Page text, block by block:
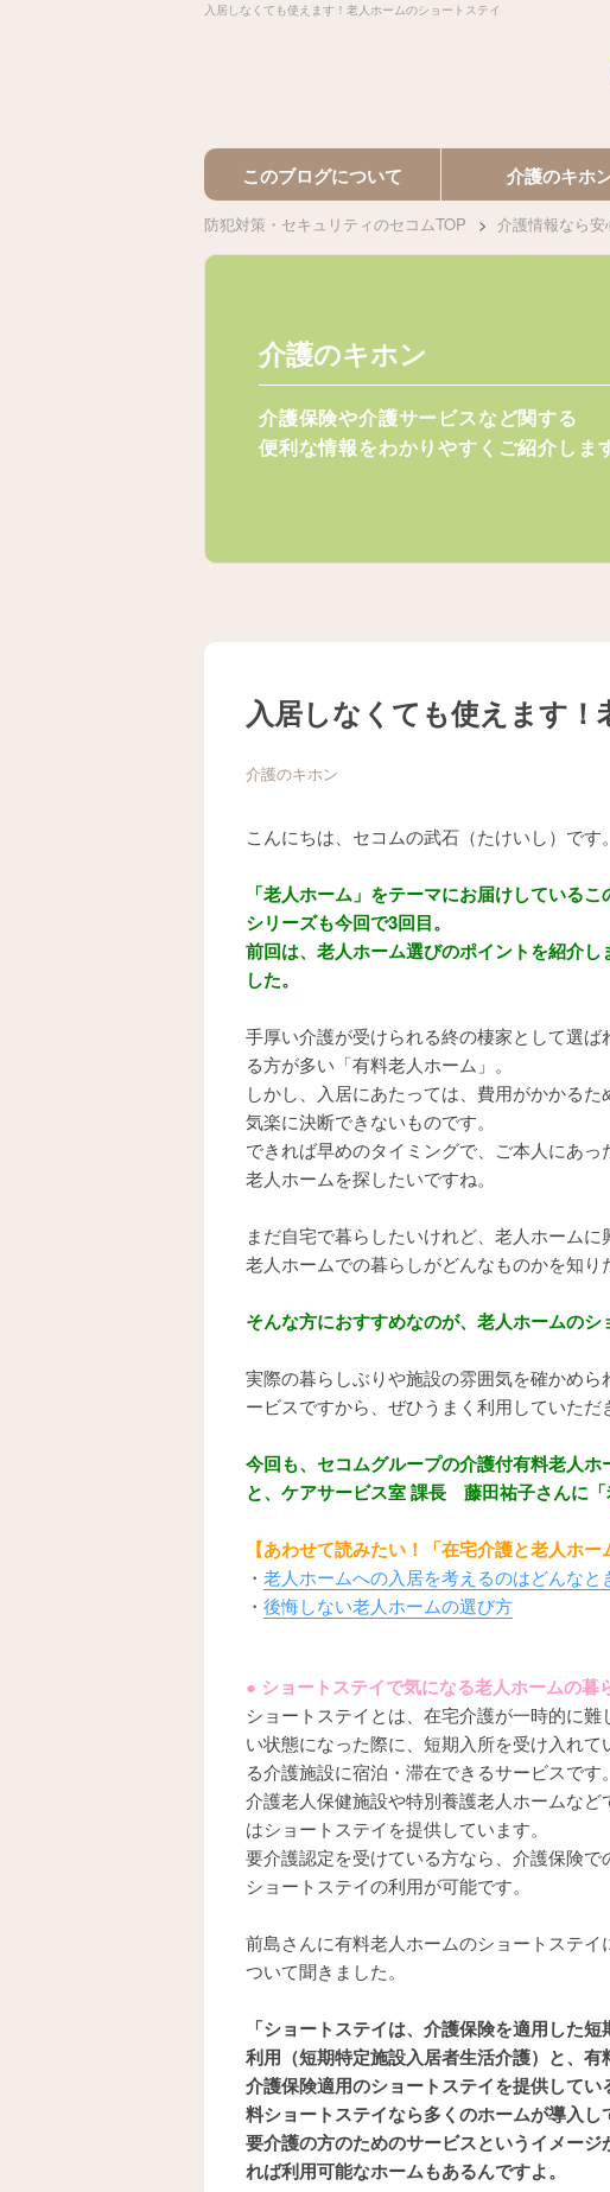
入居しなくても使えます！老人ホームのショートステイ
このブログについて 介護のキホ
防犯対策・セキュリティのセコムTOP 介護情報なら
介護のキホン
介護保険や介護サービスなど関する
便利な情報をわかりやすくご紹介しま
入居しなくても使えます
介護のキホン
こんにちは、セコムの武石（たけいし）です。
「老人ホーム」をテーマにお届けしているこ
シリーズも今回で3回目。
前回は、老人ホーム選びのポイントを紹介し
した。
手厚い介護が受けられる終の棲家として選ば
る方が多い「有料老人ホーム」。
しかし、入居にあたっては、費用がかかるた
気楽に決断できないものです。
できれば早めのタイミングで、ご本人にあっ
老人ホームを探したいですね。
まだ自宅で暮らしたいけれど、老人ホームに
老人ホームでの暮らしがどんなものかを知り
そんな方におすすめなのが、老人ホームのシ
実際の暮らしぶりや施設の雰囲気を確かめ
ービスですから、ぜひうまく利用していただ
今回も、セコムグループの介護付有料老人
と、ケアサービス室 課長 藤田祐子さんに「
【あわせて読みたい！「在宅介護と老人ホー
・ 老人ホームへの入居を考えるのはどんなと
・ 後悔しない老人ホームの選び方
● ショートステイで気になる老人ホームの暮
ショートステイとは、在宅介護が一時的に難
い状態になった際に、短期入所を受け入れて
る介護施設に宿泊・滞在できるサービスです。
介護老人保健施設や特別養護老人ホームなど
はショートステイを提供しています。
要介護認定を受けている方なら、介護保険で
ショートステイの利用が可能です。
前島さんに有料老人ホームのショートステイ
ついて聞きました。
「ショートステイは、介護保険を適用した短
利用（短期特定施設入居者生活介護）と、有
介護保険適用のショートステイを提供して
料ショートステイなら多くのホームが導入し
要介護の方のためのサービスというイメー
れば利用可能なホームもあるんですよ。